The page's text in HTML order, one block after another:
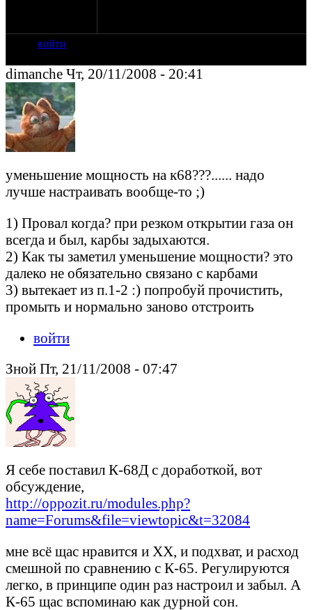
войти
dimanche Чт, 20/11/2008 - 20:41
уменьшение мощность на к68???...... надо
лучше настраивать вообще-то ;)
1) Провал когда? при резком открытии газа он
всегда и был, карбы задыхаются.
2) Как ты заметил уменьшение мощности? это
далеко не обязательно связано с карбами
3) вытекает из п.1-2 :) попробуй прочистить,
промыть и нормально заново отстроить
войти
Зной Пт, 21/11/2008 - 07:47
Я себе поставил К-68Д с доработкой, вот
обсуждение,
http://oppozit.ru/modules.php?
name=Forums&file=viewtopic&t=32084
мне всё щас нравится и ХХ, и подхват, и расход
смешной по сравнению с К-65. Регулируются
легко, в принципе один раз настроил и забыл. А
К-65 щас вспоминаю как дурной сон.